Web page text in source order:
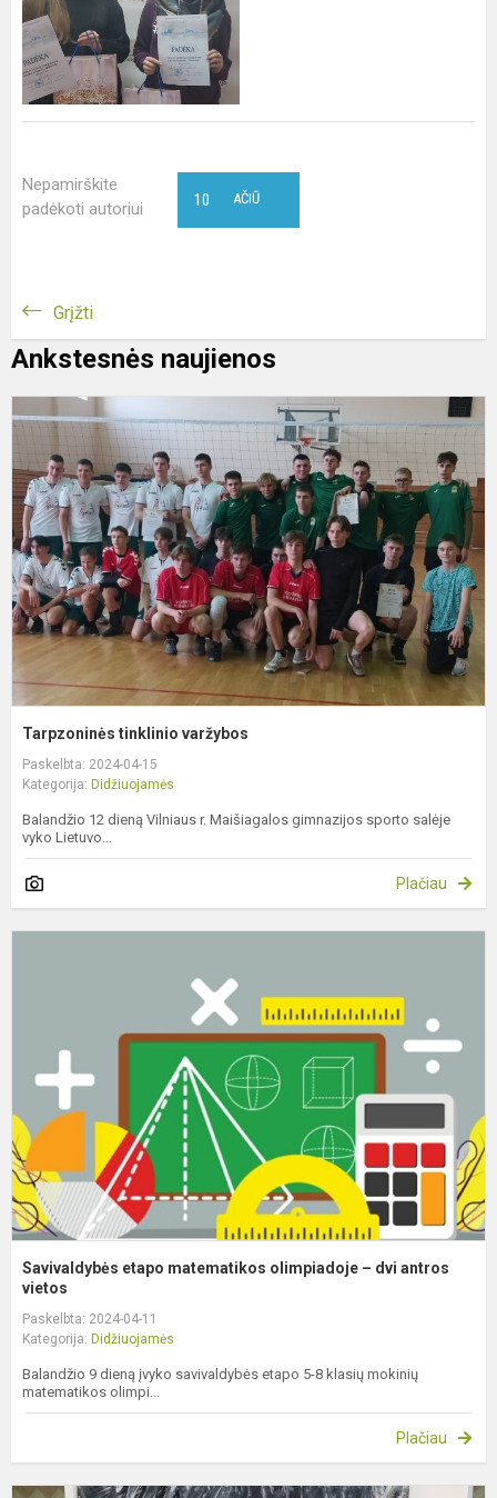
Nepamirškite
padėkoti autoriui
AČIŪ
10
Grįžti
Ankstesnės naujienos
Tarpzoninės tinklinio varžybos
Paskelbta: 2024-04-15
Kategorija: Didžiuojamės
Balandžio 12 dieną Vilniaus r. Maišiagalos gimnazijos sporto salėje
vyko Lietuvo...
Plačiau
Savivaldybės etapo matematikos olimpiadoje – dvi antros
vietos
Paskelbta: 2024-04-11
Kategorija: Didžiuojamės
Balandžio 9 dieną įvyko savivaldybės etapo 5-8 klasių mokinių
matematikos olimpi...
Plačiau